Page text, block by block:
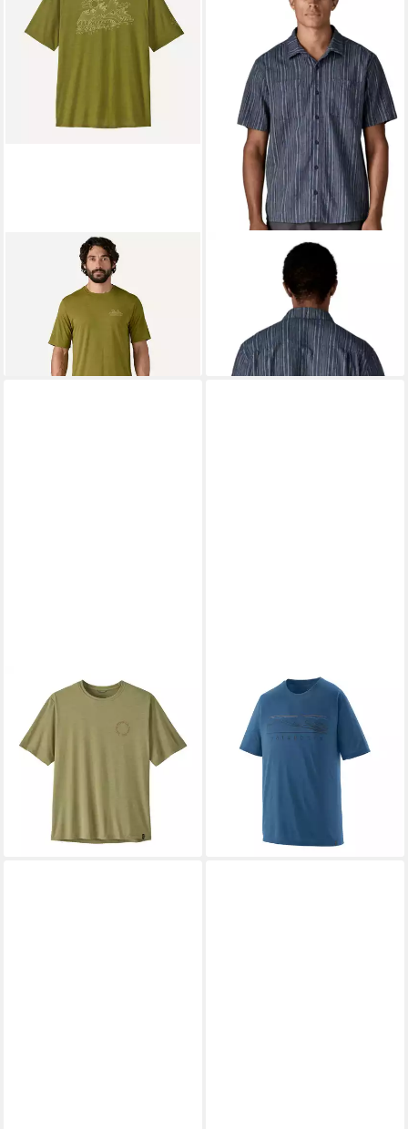
T-Shirt M's Cap Cool Daily
Graphic Shirt - Waters
50,00 € UVP 60,00 €
lieferbar - in 3-4 Werktagen bei dir
T-Shirt M's Back Step Shirt
lieferbar - in 3-4 Werktagen bei dir
PATAGONIA
Funktionsshirt Patagonia
Mens Cap Cool Daily Shirt -
Funktionsshirt Herren
59,95 €
lieferbar - in 2-3 Werktagen bei dir
PATAGONIA
Funktionsshirt Patagonia
Mens Cap Cool Trail Shirt
Stratapeaks -Funktionsshirt
lieferbar - in 2-3 Werktagen bei dir